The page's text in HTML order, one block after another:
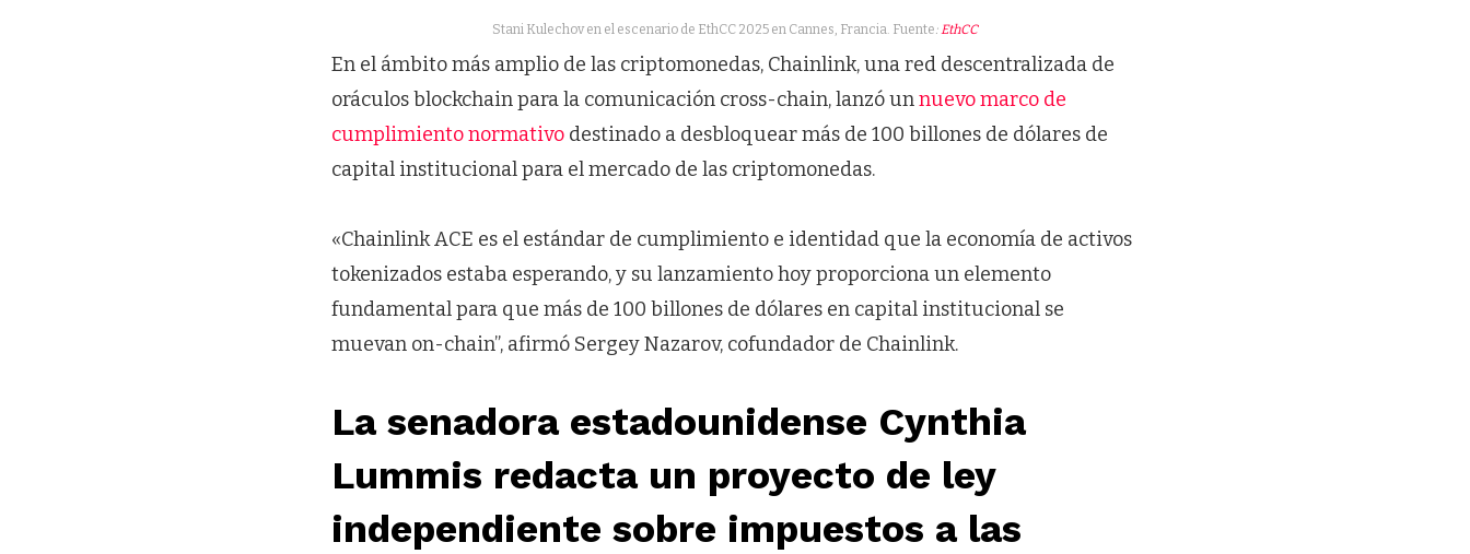
Stani Kulechov en el escenario de EthCC 2025 en Cannes, Francia. Fuente:EthCC
En el ámbito más amplio de las criptomonedas, Chainlink, una red descentralizada de
oráculos blockchain para la comunicación cross-chain, lanzó unnuevo marco de
cumplimiento normativo destinado a desbloquear más de 100 billones de dólares de
capital institucional para el mercado de las criptomonedas.
«Chainlink ACE es el estándar de cumplimiento e identidad que la economía de activos
tokenizados estaba esperando, y su lanzamiento hoy proporciona un elemento
fundamental para que más de 100 billones de dólares en capital institucional se
muevan on-chain”, afirmó Sergey Nazarov, cofundador de Chainlink.
La senadora estadounidense Cynthia
Lummis redacta un proyecto de ley
independiente sobre impuestos a las